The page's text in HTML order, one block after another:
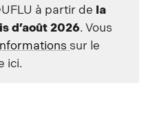
à partir de la
d’août 2026. Vous
sur le
ici.